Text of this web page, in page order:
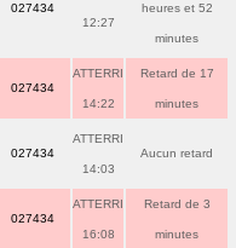
027434
12:27
heures et 52
minutes
027434
ATTERRI
14:22
Retard de 17
minutes
027434
ATTERRI
14:03
Aucun retard
027434
ATTERRI
16:08
Retard de 3
minutes